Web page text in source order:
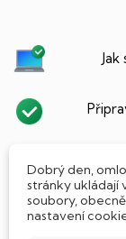
Dobrý den,
stránky ukládají
soubory,
nastavení